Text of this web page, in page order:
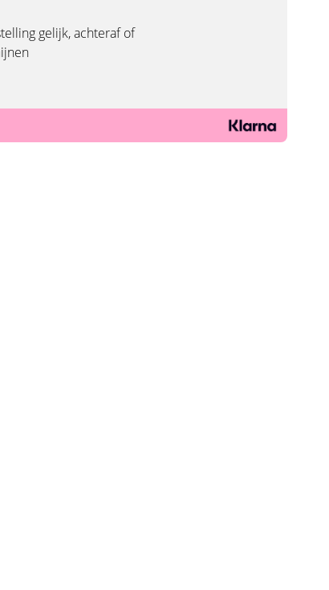
gelijk, achteraf of